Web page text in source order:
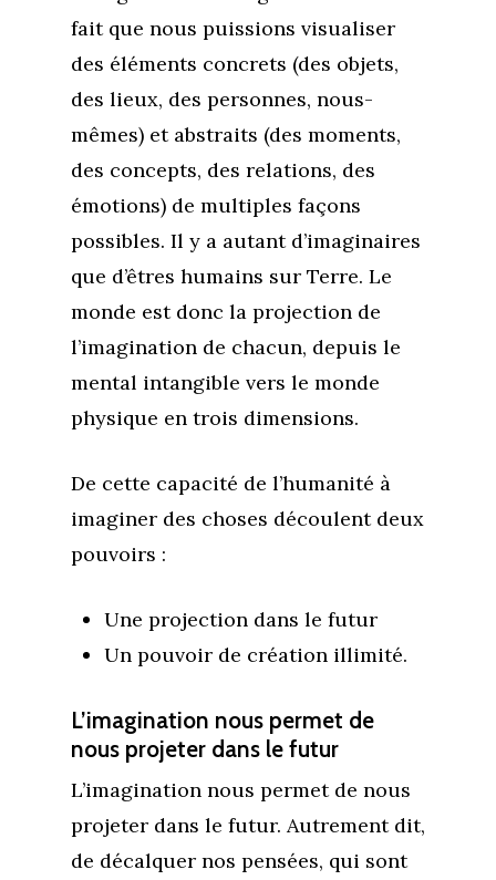
fait que nous puissions visualiser
des éléments concrets (des objets,
des lieux, des personnes, nous-
mêmes) et abstraits (des moments,
des concepts, des relations, des
émotions) de multiples façons
possibles. Il y a autant d’imaginaires
que d’êtres humains sur Terre. Le
monde est donc la projection de
l’imagination de chacun, depuis le
mental intangible vers le monde
physique en trois dimensions.
De cette capacité de l’humanité à
imaginer des choses découlent deux
pouvoirs :
Une projection dans le futur
Un pouvoir de création illimité.
L’imagination nous permet de
nous projeter dans le futur
L’imagination nous permet de nous
projeter dans le futur. Autrement dit,
de décalquer nos pensées, qui sont
Se réaliser
Accompagnements
Lectures de Human
Libération
Programmes
Amour & Guérison
Boutique
À propos